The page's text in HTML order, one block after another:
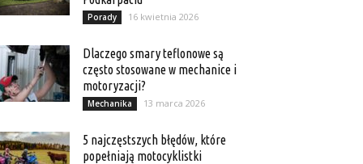
Porady 16 kwietnia 2026
Dlaczego smary teflonowe są
często stosowane w mechanice i
motoryzacji?
Mechanika 13 marca 2026
5 najczęstszych błędów, które
popełniają motocyklistki